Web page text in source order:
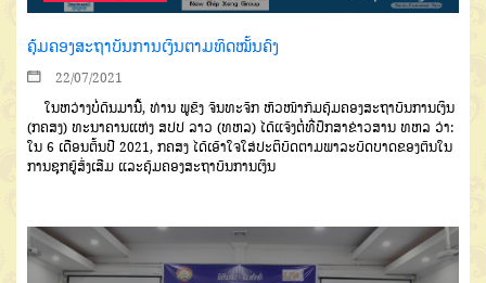
ຄຸ້ມຄອງສະຖາບັນການເງິນຕາມທິດໝັ້ນຄົງ
22/07/2021
ໃນຫວ່າງບໍ່ດົນມານີ້, ທ່ານ ພູຂົງ ຈັນທະຈັກ ຫົວໜ້າກົມຄຸ້ມຄອງສະຖາບັນການເງິນ
(ກຄສງ) ທະນາຄານແຫ່ງ ສປປ ລາວ (ທຫລ) ໄດ້ແຈ້ງຕໍ່ທີ່ປຶກສາຂ່າວສານ ທຫລ ວ່າ:
ໃນ 6 ເດືອນຕົ້ນປີ 2021, ກຄສງ ໄດ້ເອົາໃຈໃສ່ປະຕິບັດຕາມພາລະບົດບາດຂອງຕົນໃນ
ການຊຸກຍູ້ສົ່ງເສີມ ແລະຄຸ້ມຄອງສະຖາບັນການເງິນ